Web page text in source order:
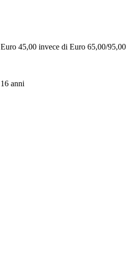
45,00 invece di Euro 65,00/95,00
anni